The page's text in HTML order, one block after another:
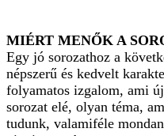
MIÉRT MENŐK A
Egy jó sorozathoz a
népszerű és kedvelt
folyamatos izgalom, ami
sorozat elé, olyan téma,
tudunk, valamiféle